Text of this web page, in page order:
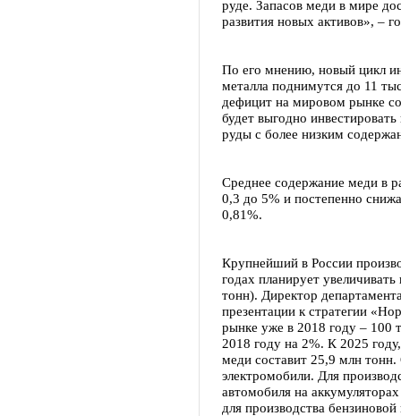
руде. Запасов меди в мире
развития новых активов», –
По его мнению, новый цикл
металла поднимутся до 11
дефицит на мировом рынке
будет выгодно
руды с более низким
Среднее содержание меди в
0,3 до 5% и постепенно
0,81%.
Крупнейший в России
годах планирует
тонн). Директор
презентации к стратегии
рынке уже в 2018 году – 100
2018 году на 2%. К 2025
меди составит 25,9 млн
электромобили. Для
автомобиля на
для производства